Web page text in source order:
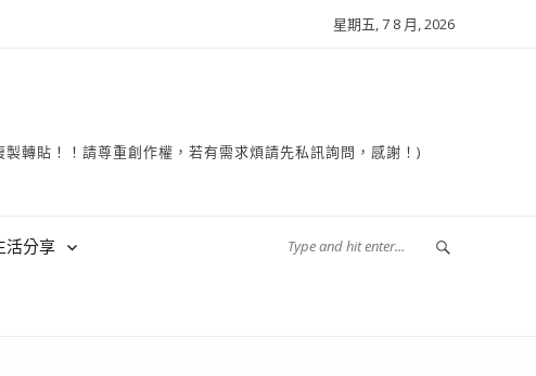
星期五, 7 8 月, 2026
貼！！請尊重創作權，若有需求煩請先私訊詢問，感謝！)
活分享